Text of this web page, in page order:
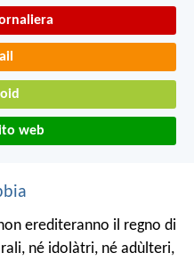
web
erediteranno il regno di
né idolàtri, né adùlteri,